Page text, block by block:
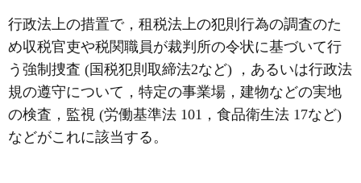
行政法上の措置で，租税法上の犯則行為の調査のた
め収税官吏や税関職員が裁判所の令状に基づいて行
う強制捜査 (国税犯則取締法2など) ，あるいは行政法
規の遵守について，特定の事業場，建物などの実地
の検査，監視 (労働基準法 101，食品衛生法 17など)
などがこれに該当する。